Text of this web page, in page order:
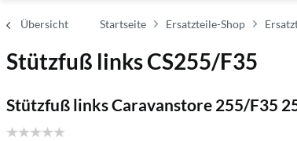
Übersicht Startseite Ersatzteile-Shop
Stützfuß links CS255/F35
Stützfuß links Caravanstore 255/F35